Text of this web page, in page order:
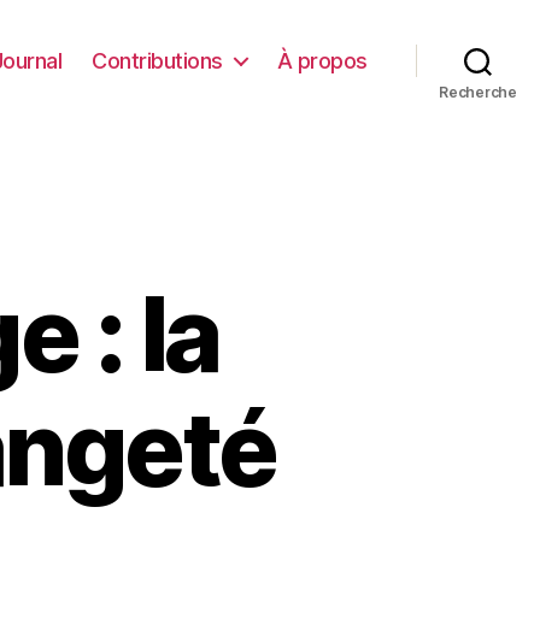
Contributions À propos
Recherche
: la